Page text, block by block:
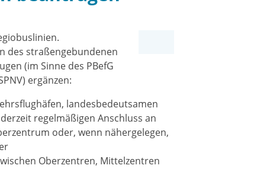
des straßengebundenen
(im Sinne des PBefG
ergänzen:
landesbedeutsamen
regelmäßigen Anschluss an
oder, wenn nähergelegen,
Oberzentren, Mittelzentren